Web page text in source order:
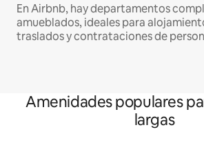
En Airbnb, hay departamentos
amueblados, ideales para
traslados y contrataciones de
Amenidades populares
largas